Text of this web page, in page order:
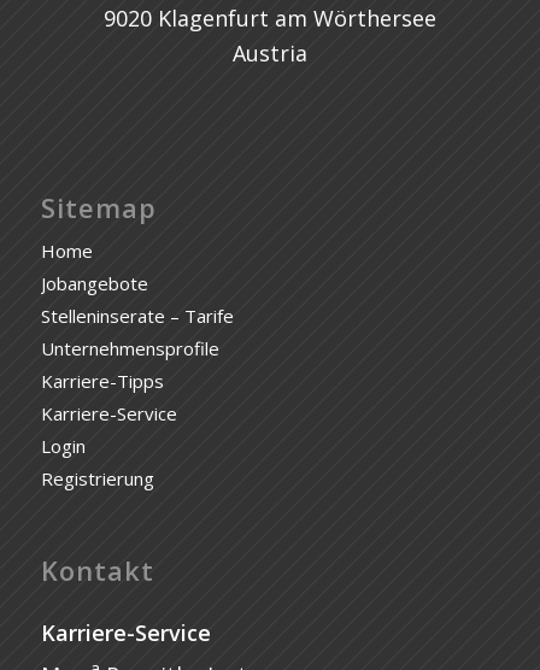
9020 Klagenfurt am Wörthersee
Austria
Sitemap
Home
Jobangebote
Stelleninserate – Tarife
Unternehmensprofile
Karriere-Tipps
Karriere-Service
Login
Registrierung
Kontakt
Karriere-Service